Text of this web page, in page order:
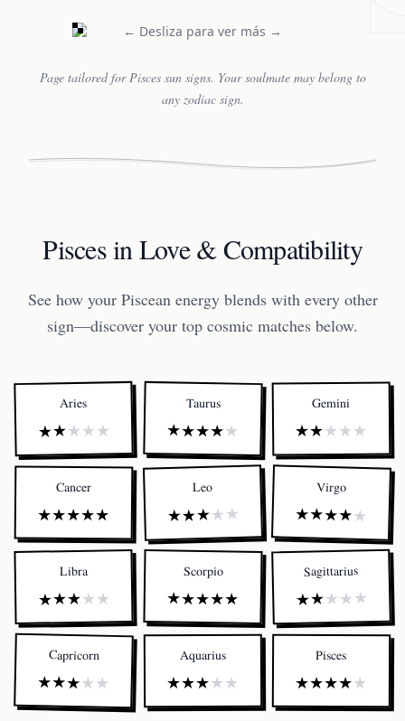
← Desliza para ver más →
Page tailored for Pisces sun signs. Your soulmate may belong to
any zodiac sign.
Pisces in Love & Compatibility
See how your Piscean energy blends with every other
sign—discover your top cosmic matches below.
Aries
★★★★★
Taurus
★★★★★
Gemini
★★★★★
Cancer
★★★★★
Leo
★★★★★
Virgo
★★★★★
Libra
★★★★★
Scorpio
★★★★★
Sagittarius
★★★★★
Capricorn
★★★★★
Aquarius
★★★★★
Pisces
★★★★★